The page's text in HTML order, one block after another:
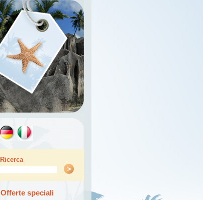
Ricerca
Offerte speciali